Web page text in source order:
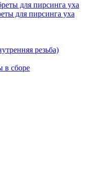
для пирсинга уха
для пирсинга уха
резьба)
в сборе